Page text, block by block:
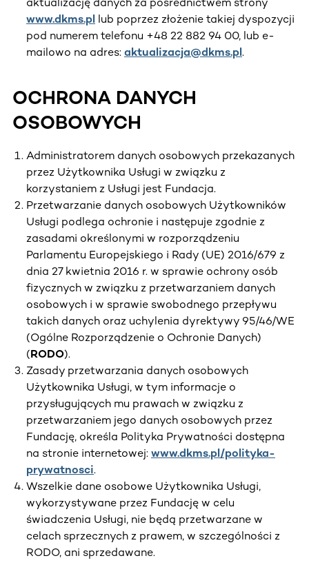
www.dkms.pl lub poprzez złożenie takiej dyspozycji
pod numerem telefonu +48 22 882 94 00, lub e-
mailowo na adres: aktualizacja@dkms.pl.
OCHRONA DANYCH
OSOBOWYCH
Administratorem danych osobowych przekazanych
przez Użytkownika Usługi w związku z
korzystaniem z Usługi jest Fundacja.
Przetwarzanie danych osobowych Użytkowników
Usługi podlega ochronie i następuje zgodnie z
zasadami określonymi w rozporządzeniu
Parlamentu Europejskiego i Rady (UE) 2016/679 z
dnia 27 kwietnia 2016 r. w sprawie ochrony osób
fizycznych w związku z przetwarzaniem danych
osobowych i w sprawie swobodnego przepływu
takich danych oraz uchylenia dyrektywy 95/46/WE
(Ogólne Rozporządzenie o Ochronie Danych)
(RODO).
Zasady przetwarzania danych osobowych
Użytkownika Usługi, w tym informacje o
przysługujących mu prawach w związku z
przetwarzaniem jego danych osobowych przez
Fundację, określa Polityka Prywatności dostępna
na stronie internetowej: www.dkms.pl/polityka-
prywatnosci.
Wszelkie dane osobowe Użytkownika Usługi,
wykorzystywane przez Fundację w celu
świadczenia Usługi, nie będą przetwarzane w
celach sprzecznych z prawem, w szczególności z
RODO, ani sprzedawane.